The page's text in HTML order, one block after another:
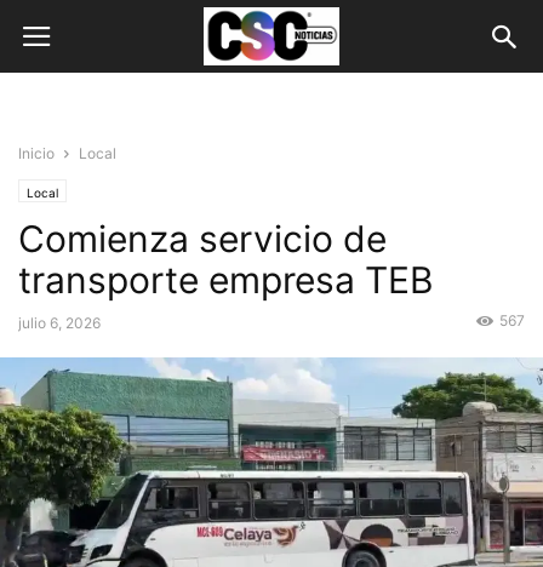
Inicio Local
Local
Comienza servicio de
transporte empresa TEB
julio 6, 2026 567